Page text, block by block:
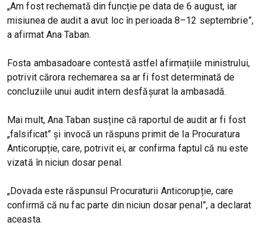
„Am fost rechemată din funcție pe data de 6 august, iar
misiunea de audit a avut loc în perioada 8–12 septembrie”,
a afirmat Ana Taban.
Fosta ambasadoare contestă astfel afirmațiile ministrului,
potrivit cărora rechemarea sa ar fi fost determinată de
concluziile unui audit intern desfășurat la ambasadă.
Mai mult, Ana Taban susține că raportul de audit ar fi fost
„falsificat” și invocă un răspuns primit de la Procuratura
Anticorupție, care, potrivit ei, ar confirma faptul că nu este
vizată în niciun dosar penal.
„Dovada este răspunsul Procuraturii Anticorupție, care
confirmă că nu fac parte din niciun dosar penal”, a declarat
aceasta.